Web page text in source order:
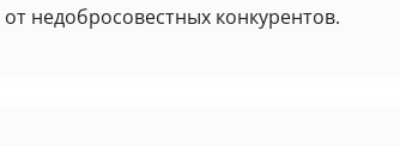
недобросовестных конкурентов.